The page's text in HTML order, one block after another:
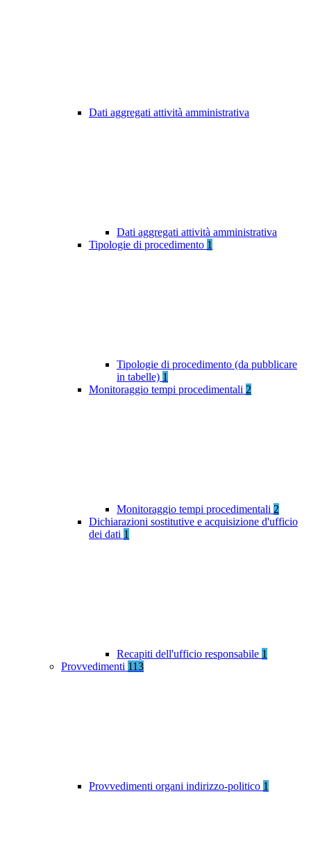
Dati aggregati attività amministrativa
Dati aggregati attività amministrativa
Tipologie di procedimento 1
Tipologie di procedimento (da pubblicare
in tabelle) 1
Monitoraggio tempi procedimentali 2
Monitoraggio tempi procedimentali 2
Dichiarazioni sostitutive e acquisizione d'ufficio
dei dati 1
Recapiti dell'ufficio responsabile 1
Provvedimenti 113
Provvedimenti organi indirizzo-politico 1